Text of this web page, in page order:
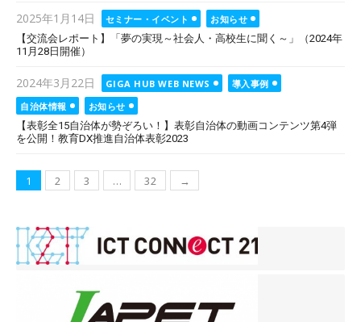
Posted
on
2025年1月14日 セミナー・イベント
お知らせ
【交流会レポート】「夢の実現～社会人・高校生に聞く～」（2024年
11月28日開催）
Posted
on
2024年3月22日 GIGA HUB WEB NEWS
導入事例
自治体情報
お知らせ
【表彰全15自治体が勢ぞろい！】表彰自治体の動画コンテンツ第4弾
を公開！教育DX推進自治体表彰2023
投
ナ
ビ
ゲ
1 2 3 … 32 →